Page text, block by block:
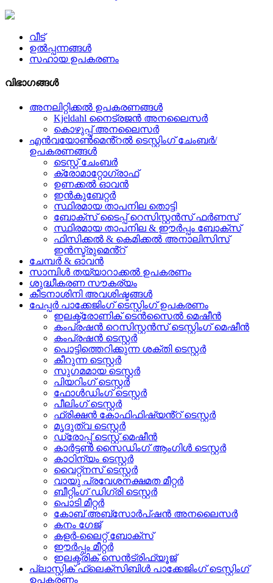
വീട്
ഉൽപ്പന്നങ്ങൾ
സഹായ ഉപകരണം
വിഭാഗങ്ങൾ
അനലിറ്റിക്കൽ ഉപകരണങ്ങൾ
Kjeldahl നൈട്രജൻ അനലൈസർ
കൊഴുപ്പ് അനലൈസർ
എൻവയോൺമെൻ്റൽ ടെസ്റ്റിംഗ് ചേംബർ/
ഉപകരണങ്ങൾ
ടെസ്റ്റ് ചേംബർ
ക്രോമാറ്റോഗ്രാഫ്
ഉണക്കൽ ഓവൻ
ഇൻകുബേറ്റർ
സ്ഥിരമായ താപനില തൊട്ടി
ബോക്സ് ടൈപ്പ് റെസിസ്റ്റൻസ് ഫർണസ്
സ്ഥിരമായ താപനില & ഈർപ്പം ബോക്സ്
ഫിസിക്കൽ & കെമിക്കൽ അനാലിസിസ്
ഇൻസ്ട്രുമെൻ്റ്
ചേമ്പർ & ഓവൻ
സാമ്പിൾ തയ്യാറാക്കൽ ഉപകരണം
ശുദ്ധീകരണ സൗകര്യം
കീടനാശിനി അവശിഷ്ടങ്ങൾ
പേപ്പർ പാക്കേജിംഗ് ടെസ്റ്റിംഗ് ഉപകരണം
ഇലക്ട്രോണിക് ടെൻസൈൽ മെഷീൻ
കംപ്രഷൻ റെസിസ്റ്റൻസ് ടെസ്റ്റിംഗ് മെഷീൻ
കംപ്രഷൻ ടെസ്റ്റർ
പൊട്ടിത്തെറിക്കുന്ന ശക്തി ടെസ്റ്റർ
കീറുന്ന ടെസ്റ്റർ
സുഗമമായ ടെസ്റ്റർ
പിയറിംഗ് ടെസ്റ്റർ
ഫോൾഡിംഗ് ടെസ്റ്റർ
പീലിംഗ് ടെസ്റ്റർ
ഫ്രിക്ഷൻ കോഫിഫിഷ്യൻ്റ് ടെസ്റ്റർ
മൃദുത്വ ടെസ്റ്റർ
ഡ്രോപ്പ് ടെസ്റ്റ് മെഷീൻ
കാർട്ടൺ സൈഡിംഗ് ആംഗിൾ ടെസ്റ്റർ
കാഠിന്യം ടെസ്റ്റർ
വൈറ്റ്നസ് ടെസ്റ്റർ
വായു പ്രവേശനക്ഷമത മീറ്റർ
ബീറ്റിംഗ് ഡിഗ്രി ടെസ്റ്റർ
പൊടി മീറ്റർ
കോബ് അബ്സോർപ്ഷൻ അനലൈസർ
കനം ഗേജ്
കളർ-ലൈറ്റ് ബോക്സ്
ഈർപ്പം മീറ്റർ
ഇലക്ട്രിക് സെൻട്രിഫ്യൂജ്
പ്ലാസ്റ്റിക് ഫ്ലെക്സിബിൾ പാക്കേജിംഗ് ടെസ്റ്റിംഗ്
ഉപകരണം